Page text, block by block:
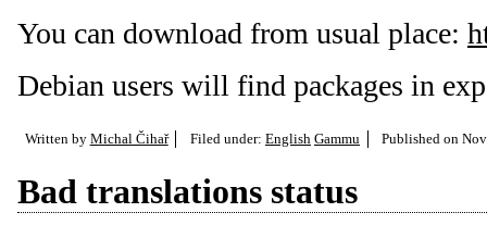
You can download from usual place:
Debian users will find packages in
Written by Michal Čihař Filed under: English Gammu Published on
Bad translations status